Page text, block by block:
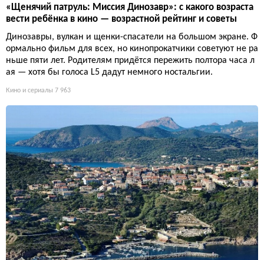
«Щенячий патруль: Миссия Динозавр»: с какого возраста
вести ребёнка в кино — возрастной рейтинг и советы
Динозавры, вулкан и щенки-спасатели на большом экране. Ф
ормально фильм для всех, но кинопрокатчики советуют не ра
ньше пяти лет. Родителям придётся пережить полтора часа л
ая — хотя бы голоса L5 дадут немного ностальгии.
Кино и сериалы 7 963